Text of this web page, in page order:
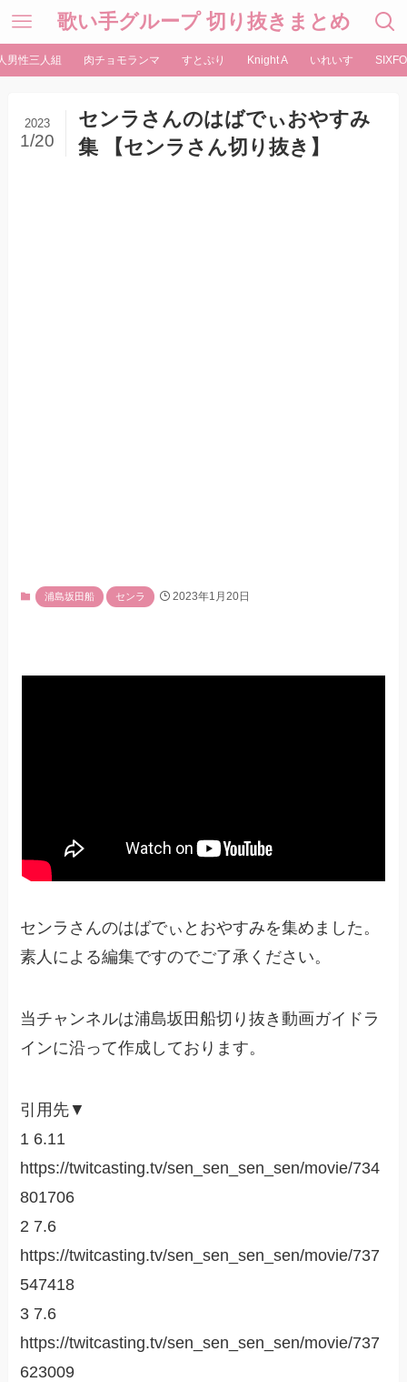
歌い手グループ 切り抜きまとめ
男性三人組 肉チョモランマ すとぷり Knight A いれいす
センラさんのはばでぃおやすみ
集 【センラさん切り抜き】
2023
1/20
浦島坂田船 センラ 2023年1月20日
センラさんのはばでぃとおやすみを集めました。
素人による編集ですのでご了承ください。
当チャンネルは浦島坂田船切り抜き動画ガイドラ
インに沿って作成しております。
引用先▼
1 6.11
https://twitcasting.tv/sen_sen_sen_sen/movie/734
801706
2 7.6
https://twitcasting.tv/sen_sen_sen_sen/movie/737
547418
3 7.6
https://twitcasting.tv/sen_sen_sen_sen/movie/737
623009